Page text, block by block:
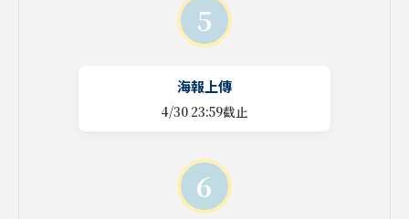
5
海報上傳
4/30 23:59截止
6